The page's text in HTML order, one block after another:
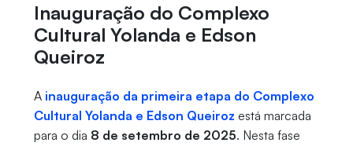
Inauguração do Complexo
Cultural Yolanda e Edson
Queiroz
A inauguração da primeira etapa do Complexo
Cultural Yolanda e Edson Queiroz está marcada
para o dia 8 de setembro de 2025. Nesta fase